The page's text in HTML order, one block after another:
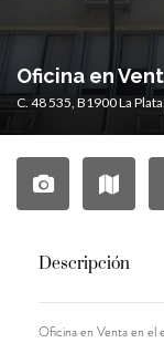
Oficina en
Descripción
Oficina en Venta en el